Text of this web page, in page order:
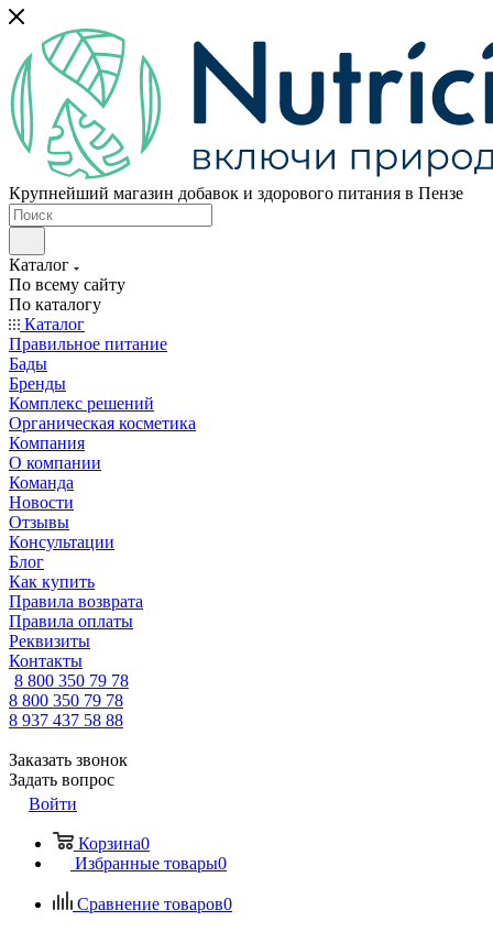
Крупнейший магазин добавок и здорового питания в Пензе
Каталог
По всему сайту
По каталогу
Каталог
Правильное питание
Бады
Бренды
Комплекс решений
Органическая косметика
Компания
О компании
Команда
Новости
Отзывы
Консультации
Блог
Как купить
Правила возврата
Правила оплаты
Реквизиты
Контакты
8 800 350 79 78
8 800 350 79 78
8 937 437 58 88
Заказать звонок
Задать вопрос
Войти
Корзина0
Избранные товары0
Сравнение товаров0